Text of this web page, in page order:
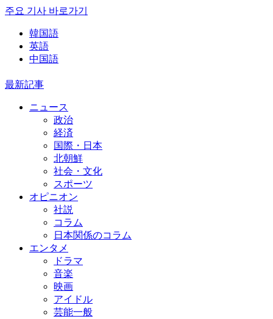
주요 기사 바로가기
韓国語
英語
中国語
最新記事
ニュース
政治
経済
国際・日本
北朝鮮
社会・文化
スポーツ
オピニオン
社説
コラム
日本関係のコラム
エンタメ
ドラマ
音楽
映画
アイドル
芸能一般